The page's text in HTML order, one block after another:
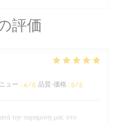
評価
ュー : 4/5 品質-価格 : 5/5
την παραμονή μας στο